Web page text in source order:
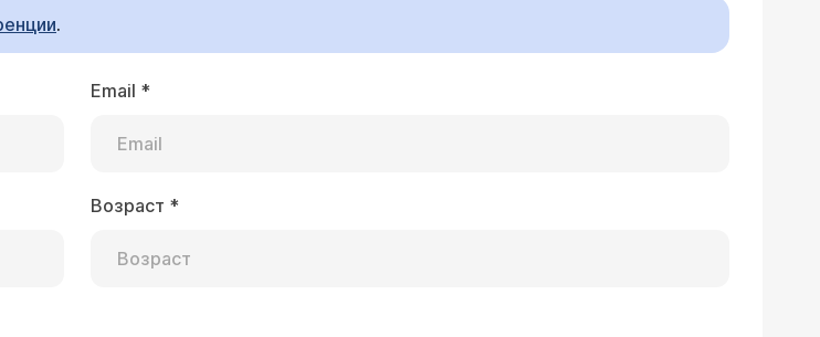
.
Email *
Возраст *